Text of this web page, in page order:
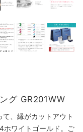
グ GR201WW
、縁がカットアウト
ホワイトゴールド。ご